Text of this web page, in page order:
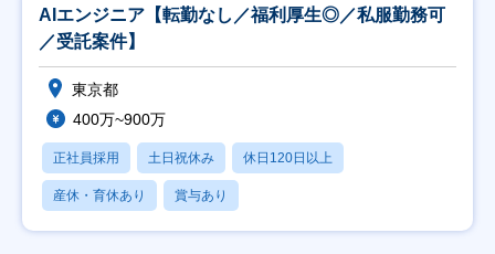
AIエンジニア【転勤なし／福利厚生◎／私服勤務可
／受託案件】
東京都
400万~900万
正社員採用 土日祝休み 休日120日以上
産休・育休あり 賞与あり